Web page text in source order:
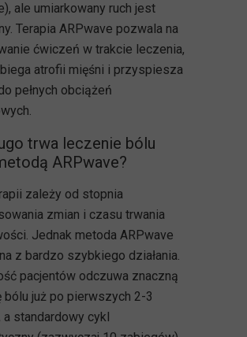
ale umiarkowany ruch jest
Terapia ARPwave pozwala na
ćwiczeń w trakcie leczenia,
atrofii mięśni i przyspiesza
pełnych obciążeń
trwa leczenie bólu
ARPwave?
zależy od stopnia
zmian i czasu trwania
Jednak metoda ARPwave
z bardzo szybkiego działania.
pacjentów odczuwa znaczną
bólu już po pierwszych 2-3
a standardowy cykl